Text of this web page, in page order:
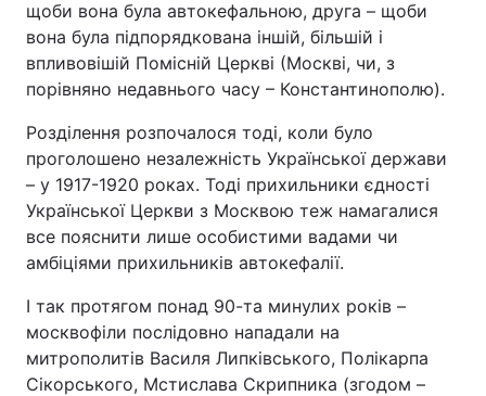
щоби вона була автокефальною, друга – щоби
вона була підпорядкована іншій, більшій і
впливовішій Помісній Церкві (Москві, чи, з
порівняно недавнього часу – Константинополю).
Розділення розпочалося тоді, коли було
проголошено незалежність Української держави
– у 1917-1920 роках. Тоді прихильники єдності
Української Церкви з Москвою теж намагалися
все пояснити лише особистими вадами чи
амбіціями прихильників автокефалії.
І так протягом понад 90-та минулих років –
москвофіли послідовно нападали на
митрополитів Василя Липківського, Полікарпа
Сікорського, Мстислава Скрипника (згодом –